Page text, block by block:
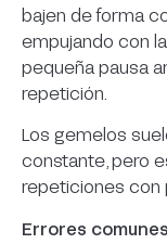
bajen de forma
empujando con
pequeña pausa
repetición.
Los gemelos
constante, pero
repeticiones con
Errores